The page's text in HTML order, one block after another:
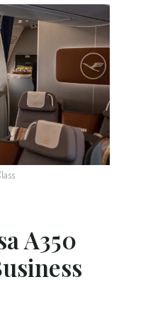
A350